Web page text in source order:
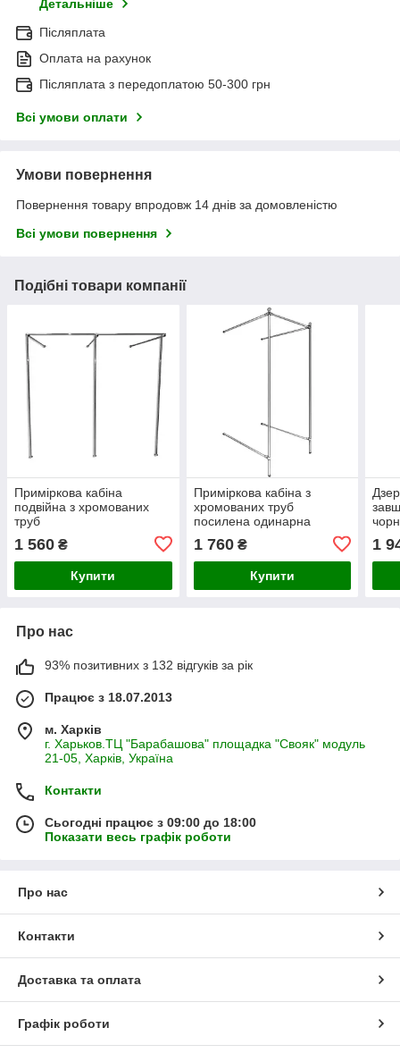
Детальніше
Післяплата
Оплата на рахунок
Післяплата з передоплатою 50-300 грн
Всі умови оплати
Умови повернення
Повернення товару впродовж 14 днів за домовленістю
Всі умови повернення
Подібні товари компанії
Приміркова кабіна
подвійна з хромованих
труб
1 560 ₴
Купити
Приміркова кабіна з
хромованих труб
посилена одинарна
1 760₴
Купити
1
Про нас
93% позитивних з 132 відгуків за рік
Працює з 18.07.2013
м. Харків
г. Харьков.ТЦ "Барабашова" площадка "Свояк" модуль
21-05, Харків, Україна
Контакти
Сьогодні працює з 09:00 до 18:00
Показати весь графік роботи
Про нас
Контакти
Доставка та оплата
Графік роботи